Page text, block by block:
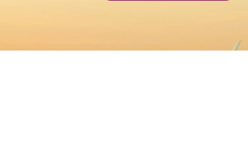
I nostri contatti